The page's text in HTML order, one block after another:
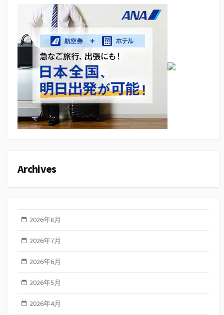
Archives
2026年8月
2026年7月
2026年6月
2026年5月
2026年4月